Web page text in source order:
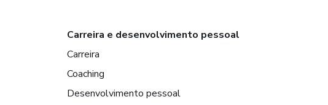
Carreira e desenvolvimento pessoal
Carreira
Coaching
Desenvolvimento pessoal